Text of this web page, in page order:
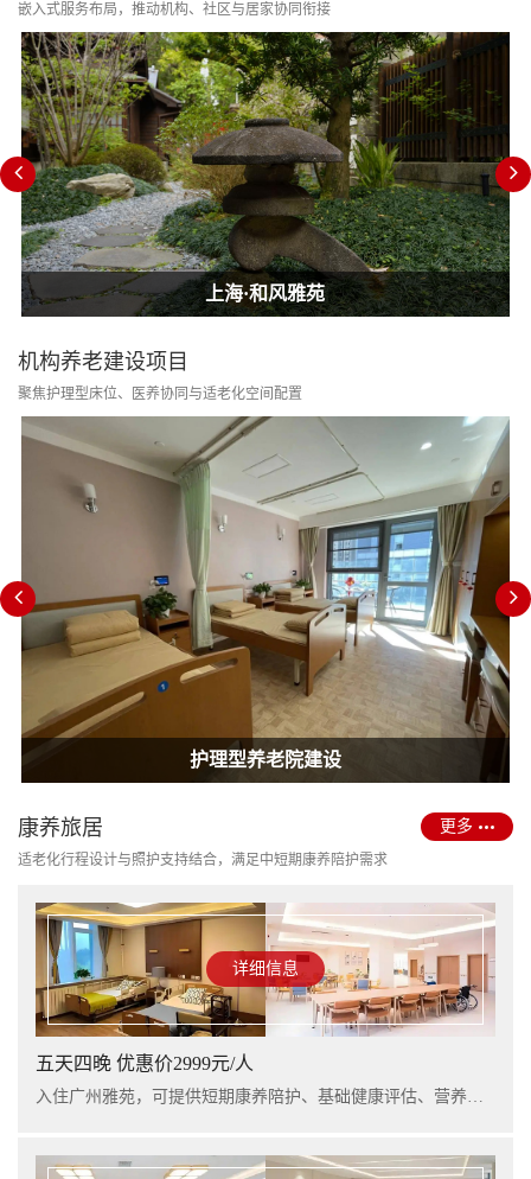
嵌入式服务布局，推动机构、社区与居家协同衔接
上海·和风雅苑
上海·和风雅苑
机构养老建设项目
聚焦护理型床位、医养协同与适老化空间配置
消防改造合规
护理型养老院建设
康养旅居
适老化行程设计与照护支持结合，满足中短期康养陪护需求
更多
详细信息
五天四晚 优惠价2999元/人